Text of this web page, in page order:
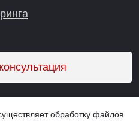
обработку файлов